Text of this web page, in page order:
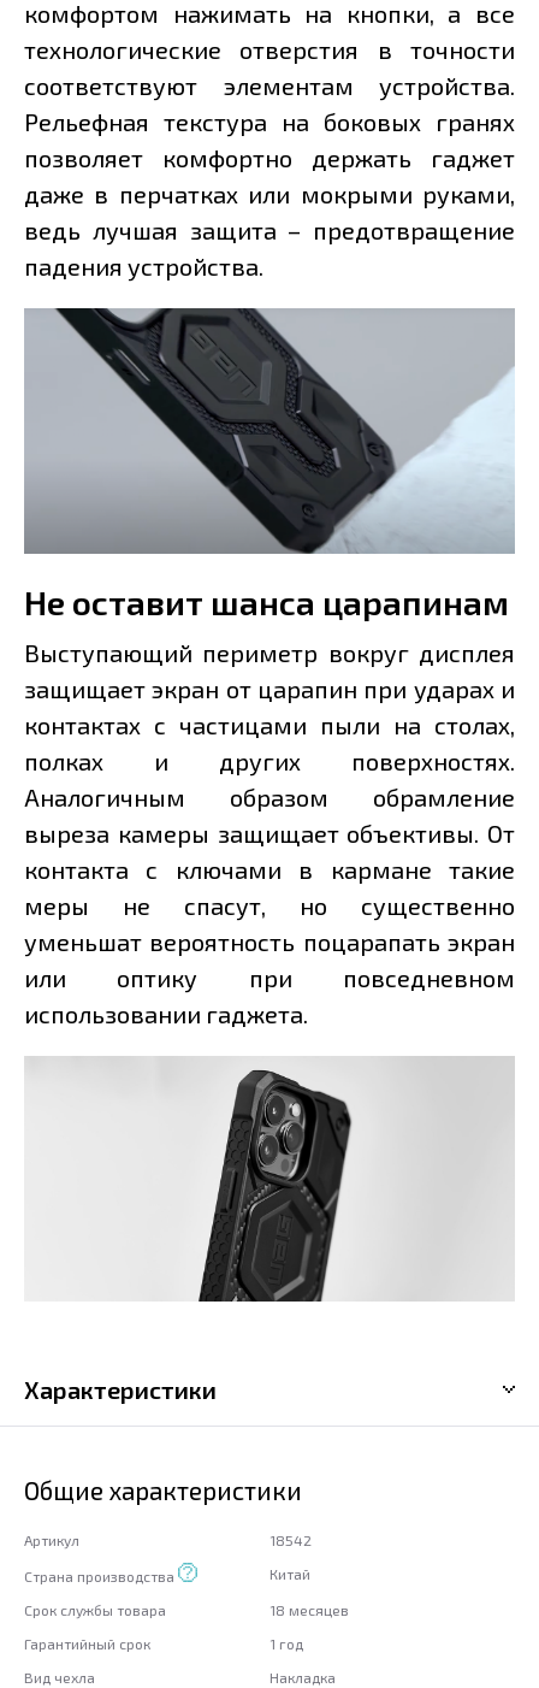
комфортом нажимать на кнопки, а все
технологические отверстия в точности
соответствуют элементам устройства.
Рельефная текстура на боковых гранях
позволяет комфортно держать гаджет
даже в перчатках или мокрыми руками,
ведь лучшая защита – предотвращение
падения устройства.
Не оставит шанса царапинам
Выступающий периметр вокруг дисплея
защищает экран от царапин при ударах и
контактах с частицами пыли на столах,
полках и других поверхностях.
Аналогичным образом обрамление
выреза камеры защищает объективы. От
контакта с ключами в кармане такие
меры не спасут, но существенно
уменьшат вероятность поцарапать экран
или оптику при повседневном
использовании гаджета.
Характеристики
Общие характеристики
Артикул 18542
Страна производства Китай
Срок службы товара
18 месяцев
Гарантийный срок
1 год
Вид чехла
Накладка